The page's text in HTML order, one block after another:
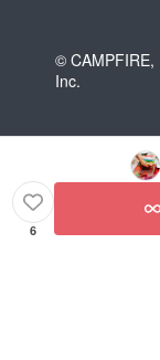
© CAMPFIRE,
Inc.
6